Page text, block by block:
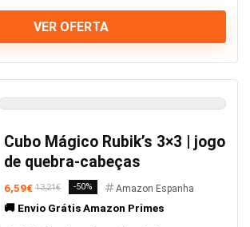
VER OFERTA
Cubo Mágico Rubik’s 3×3 | jogo
de quebra-cabeças
6,59€ 13,21€ -50% Amazon Espanha
🚚 Envio Grátis Amazon Primes